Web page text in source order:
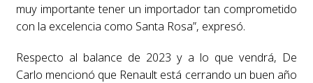
muy importante tener un importador tan comprometido
con la excelencia como Santa Rosa”, expresó.
Respecto al balance de 2023 y a lo que vendrá, De
Carlo mencionó que Renault está cerrando un buen año